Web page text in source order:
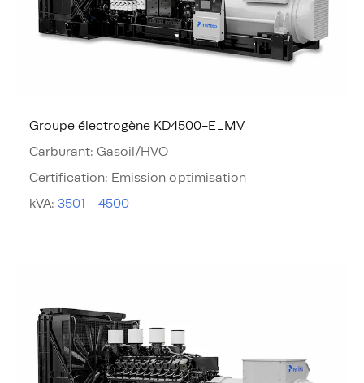
Groupe électrogène KD4500-E_MV
Carburant: Gasoil/HVO
Certification: Emission optimisation
kVA:3501 - 4500